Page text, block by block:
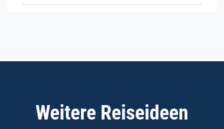
Weitere Reiseideen